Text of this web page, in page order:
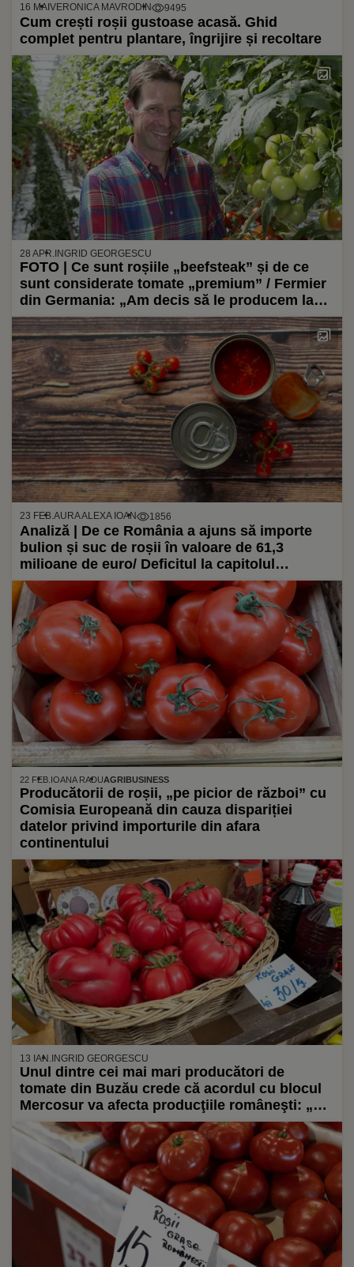
16 MAIVERONICA MAVRODIN 9495
Cum crești roșii gustoase acasă. Ghid
complet pentru plantare, îngrijire și recoltare
28 APR. INGRID GEORGESCU
FOTO | Ce sunt roșiile „beefsteak” și de ce
sunt considerate tomate „premium” / Fermier
din Germania: „Am decis să le producem la
solicitarea mai multor magazine alimentare
independente”
23 FEB.AURA ALEXA IOAN 1856
Analiză | De ce România a ajuns să importe
bulion și suc de roșii în valoare de 61,3
milioane de euro/ Deficitul la capitolul
conserve a atins pragul de jumătate de miliard
de euro
22 FEB. IOANA RADUAGRIBUSINESS
Producătorii de roșii, „pe picior de război” cu
Comisia Europeană din cauza dispariției
datelor privind importurile din afara
continentului
13 IAN. INGRID GEORGESCU
Unul dintre cei mai mari producători de
tomate din Buzău crede că acordul cu blocul
Mercosur va afecta producţiile româneşti: „Va
exista o concurență neloială”